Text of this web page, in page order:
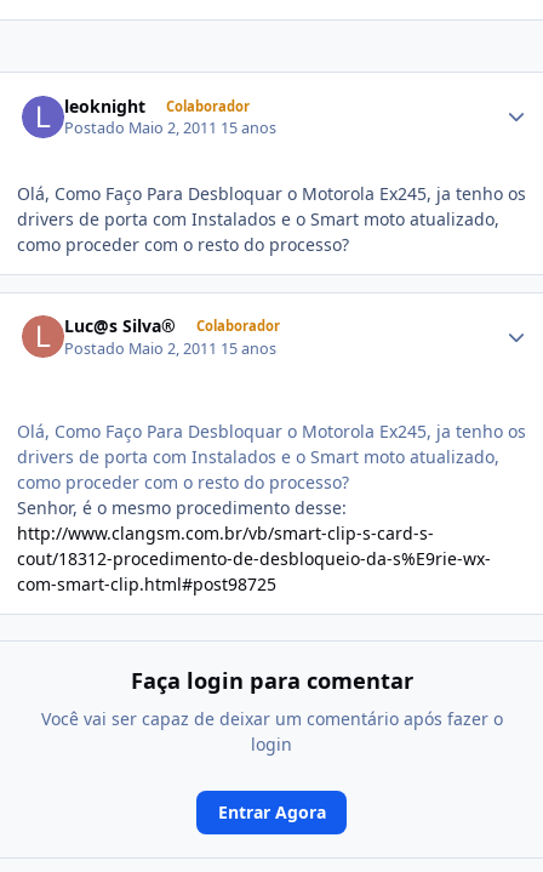
leoknight Colaborador
Postado Maio 2, 2011 15 anos
Olá, Como Faço Para Desbloquar o Motorola Ex245, ja tenho os
drivers de porta com Instalados e o Smart moto atualizado,
como proceder com o resto do processo?
Luc@s Silva® Colaborador
Postado Maio 2, 2011 15 anos
Olá, Como Faço Para Desbloquar o Motorola Ex245, ja tenho os
drivers de porta com Instalados e o Smart moto atualizado,
como proceder com o resto do processo?
Senhor, é o mesmo procedimento desse:
http://www.clangsm.com.br/vb/smart-clip-s-card-s-
cout/18312-procedimento-de-desbloqueio-da-s%E9rie-wx-
com-smart-clip.html#post98725
Faça login para comentar
Você vai ser capaz de deixar um comentário após fazer o
login
Entrar Agora